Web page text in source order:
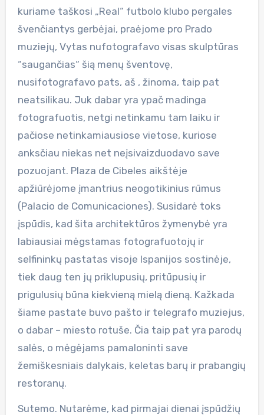
kuriame taškosi „Real“ futbolo klubo pergales
švenčiantys gerbėjai, praėjome pro Prado
muziejų, Vytas nufotografavo visas skulptūras
“saugančias“ šią menų šventovę,
nusifotografavo pats, aš , žinoma, taip pat
neatsilikau. Juk dabar yra ypač madinga
fotografuotis, netgi netinkamu tam laiku ir
pačiose netinkamiausiose vietose, kuriose
anksčiau niekas net neįsivaizduodavo save
pozuojant. Plaza de Cibeles aikštėje
apžiūrėjome įmantrius neogotikinius rūmus
(Palacio de Comunicaciones). Susidarė toks
įspūdis, kad šita architektūros žymenybė yra
labiausiai mėgstamas fotografuotojų ir
selfininkų pastatas visoje Ispanijos sostinėje,
tiek daug ten jų priklupusių, pritūpusių ir
prigulusių būna kiekvieną mielą dieną. Kažkada
šiame pastate buvo pašto ir telegrafo muziejus,
o dabar – miesto rotuše. Čia taip pat yra parodų
salės, o mėgėjams pamaloninti save
žemiškesniais dalykais, keletas barų ir prabangių
restoranų.
Sutemo. Nutarėme, kad pirmajai dienai įspūdžių